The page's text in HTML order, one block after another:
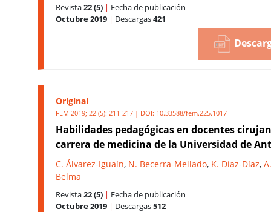
Revista22 (5) | Fecha de publicación
Octubre 2019 | Descargas421
Original
FEM 2019; 22 (5): 211-217 | DOI: 10.33588/fem.225.1017
Habilidades pedagógicas en docentes
carrera de medicina de la Universidad de
C. Álvarez-Iguaín, N. Becerra-Mellado, K. Díaz-Díaz,
Belma
Revista22 (5) | Fecha de publicación
Octubre 2019 | Descargas512